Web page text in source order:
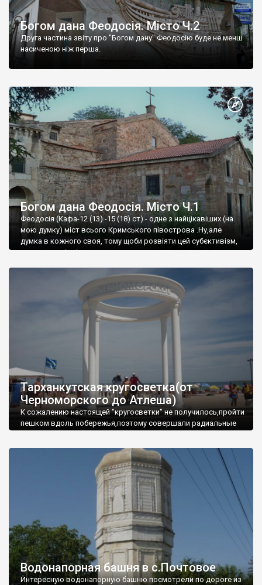
Богом дана Феодосія. Місто Ч.2
Друга частина звіту про "Богом дану" Феодосію буде не менш
насиченою ніж перша.
Богом дана Феодосія. Місто Ч.1
Феодосія (Кафа-12 (13) -15 (18) ст) - одне з найцікавіших (на
мою думку) міст всього Кримського півострова .Ну,але
думка в кожного своя, тому щоби розвіяти цей субєктивізм,
запрошую відвідати це
Тарханкутская кругосветка(от
Черноморского до Атлеша)
К сожалению настоящей "кругосветки" не получилось,пройти
пешком вдоль побережья,поэтому совершали радиальные
Водонапорная башня в с.Почтовое
Интересную водонапорную башню посмотрели по дороге из